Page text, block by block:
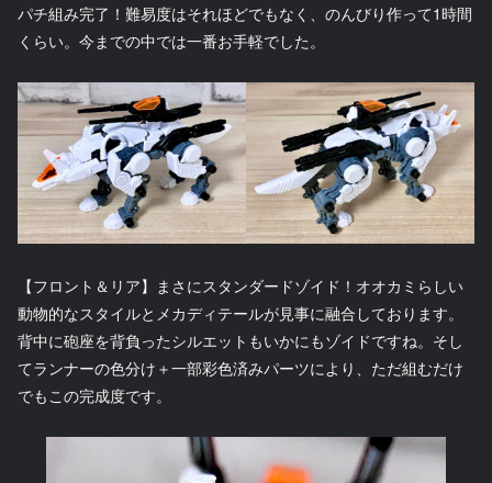
パチ組み完了！難易度はそれほどでもなく、のんびり作って1時間
くらい。今までの中では一番お手軽でした。
【フロント＆リア】まさにスタンダードゾイド！オオカミらしい
動物的なスタイルとメカディテールが見事に融合しております。
背中に砲座を背負ったシルエットもいかにもゾイドですね。そし
てランナーの色分け＋一部彩色済みパーツにより、ただ組むだけ
でもこの完成度です。